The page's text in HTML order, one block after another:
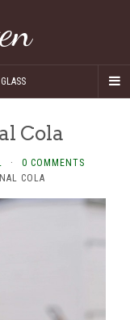
Cola
·
0 COMMENTS
COLA